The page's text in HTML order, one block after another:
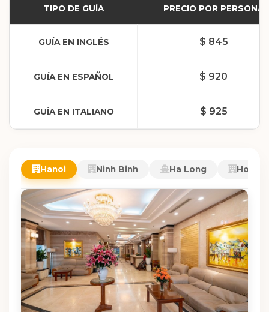
TIPO DE GUÍA PRECIO POR PERSONA
GUÍA EN INGLÉS $ 845
GUÍA EN ESPAÑOL $ 920
GUÍA EN ITALIANO $ 925
Hanoi Ninh Binh Ha Long Hoi An